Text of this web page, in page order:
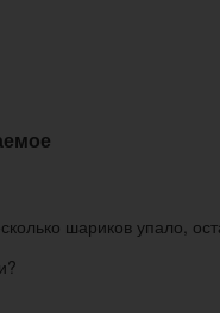
шариков упало,